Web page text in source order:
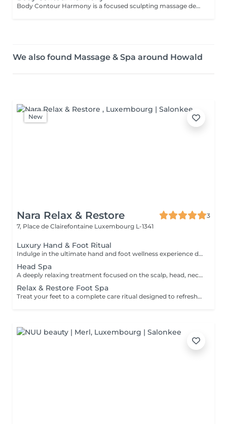
Body Contour Harmony is a focused sculpting massage designed to support the body's natural shape, boost circulation, and enhance the feeling of lightness and flow. Using firm, rhythmical techniques, this treatment targets areas of stagnation or puffiness to help define contours, stimulate detox pathways, and promote smoother skin texture. More than just a physical treatment, this session is a mindful ritual that brings awareness to the body, helping you reconnect with your form through intention, breath, and therapeutic touch. Ideal for those seeking both visible results and a deeper sense of balance, embodiment, and harmony.
We also found Massage & Spa around Howald
New
Nara Relax & Restore
3
7, Place de Clairefontaine Luxembourg L-1341
Luxury Hand & Foot Ritual
Indulge in the ultimate hand and foot wellness experience designed to leave your skin feeling soft, nourished, and beautifully refreshed. Foot Treatment (45 min) Foot Spa Foot Scrub Foot Massage Warm Paraffin Treatment Hand Treatment (30 min) Hand Scrub Hand Massage Warm Paraffin Treatment This luxurious treatment combines exfoliation, massage, and the soothing warmth of paraffin to soften the skin, promote relaxation, and provide lasting comfort for tired hands and feet.
Head Spa
A deeply relaxing treatment focused on the scalp, head, neck, and overall well-being. Gentle massage techniques help relieve tension, stimulate circulation, and promote a soothing sense of relaxation while nourishing the scalp and hair. The treatment includes a relaxing scalp massage, hair wash, and blow dry. Ideal for reducing stress, easing tension, and enjoying a moment of complete relaxation.
Relax & Restore Foot Spa
Treat your feet to a complete care ritual designed to refresh, soften, and restore comfort. This treatment combines a soothing foot soak, exfoliating scrub, nourishing mask, paraffin treatment, and relaxing foot massage to leave your feet feeling smooth, refreshed, and revitalised. Ideal for tired feet in need of extra care and attention.